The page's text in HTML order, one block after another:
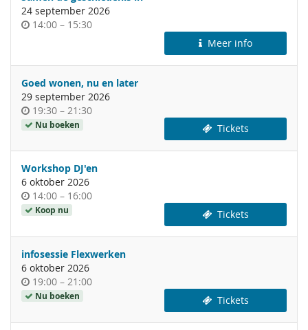
24 september 2026
Tijdstip
dag
14:00 –tot
15:30
Meer info
Goed wonen, nu en later
29 september 2026
Tijdstip
van
dag
19:30 –tot
21:30
Nu boeken Tickets
Workshop DJ'en
6 oktober 2026
Tijdstip
van
dag
14:00 –tot
16:00
Koop nu Tickets
infosessie Flexwerken
6 oktober 2026
Tijdstip
van
dag
19:00 –tot
21:00
Nu boeken Tickets